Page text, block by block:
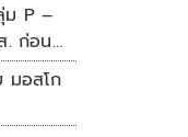
ม P –
. ก่อน
มอสโก